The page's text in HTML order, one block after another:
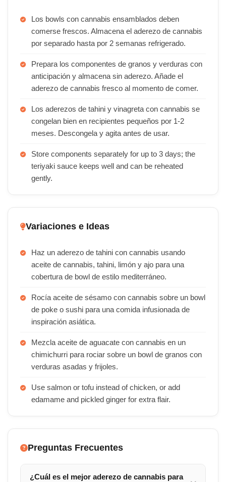
Los bowls con cannabis ensamblados deben
comerse frescos. Almacena el aderezo de cannabis
por separado hasta por 2 semanas refrigerado.
Prepara los componentes de granos y verduras con
anticipación y almacena sin aderezo. Añade el
aderezo de cannabis fresco al momento de comer.
Los aderezos de tahini y vinagreta con cannabis se
congelan bien en recipientes pequeños por 1-2
meses. Descongela y agita antes de usar.
Store components separately for up to 3 days; the
teriyaki sauce keeps well and can be reheated
gently.
Variaciones e Ideas
Haz un aderezo de tahini con cannabis usando
aceite de cannabis, tahini, limón y ajo para una
cobertura de bowl de estilo mediterráneo.
Rocía aceite de sésamo con cannabis sobre un bowl
de poke o sushi para una comida infusionada de
inspiración asiática.
Mezcla aceite de aguacate con cannabis en un
chimichurri para rociar sobre un bowl de granos con
verduras asadas y frijoles.
Use salmon or tofu instead of chicken, or add
edamame and pickled ginger for extra flair.
Preguntas Frecuentes
¿Cuál es el mejor aderezo de cannabis para